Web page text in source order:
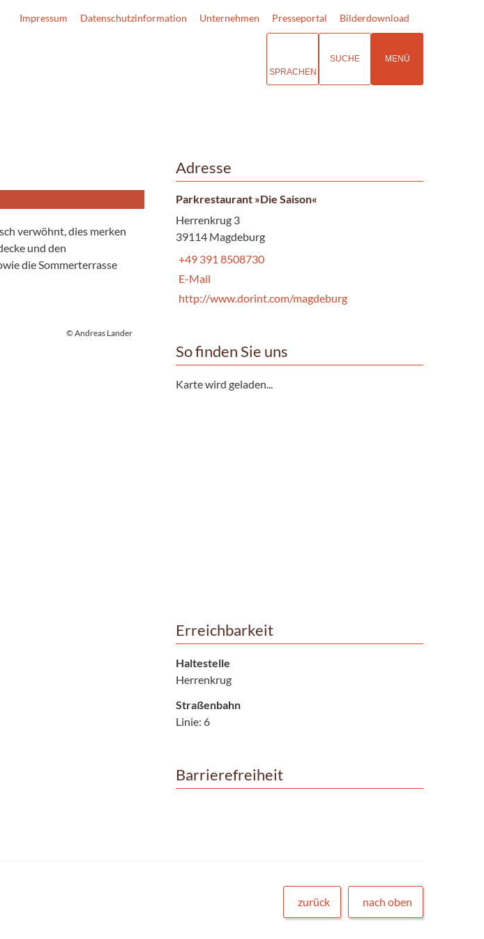
Impressum Datenschutzinformation Unternehmen Presseportal Bilderdownload
SPRACHEN
SUCHE MENÜ
verwöhnt, dies merken
und den
die Sommerterrasse
© Andreas Lander
Adresse
Parkrestaurant »Die Saison«
Herrenkrug 3
39114 Magdeburg
+49 391 8508730
E-Mail
http://www.dorint.com/magdeburg
So finden Sie uns
Karte wird geladen...
Erreichbarkeit
Haltestelle
Herrenkrug
Straßenbahn
Linie: 6
Barrierefreiheit
zurück nach oben